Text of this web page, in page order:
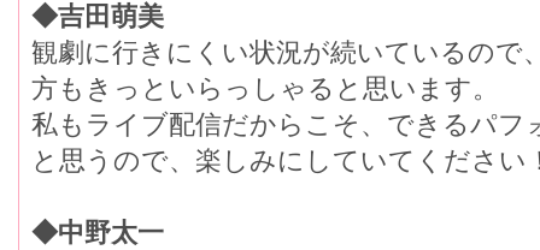
◆吉田萌美
観劇に行きにくい状況が続いているので
方もきっといらっしゃると思います。
私もライブ配信だからこそ、できるパフ
と思うので、楽しみにしていてください
◆中野太一